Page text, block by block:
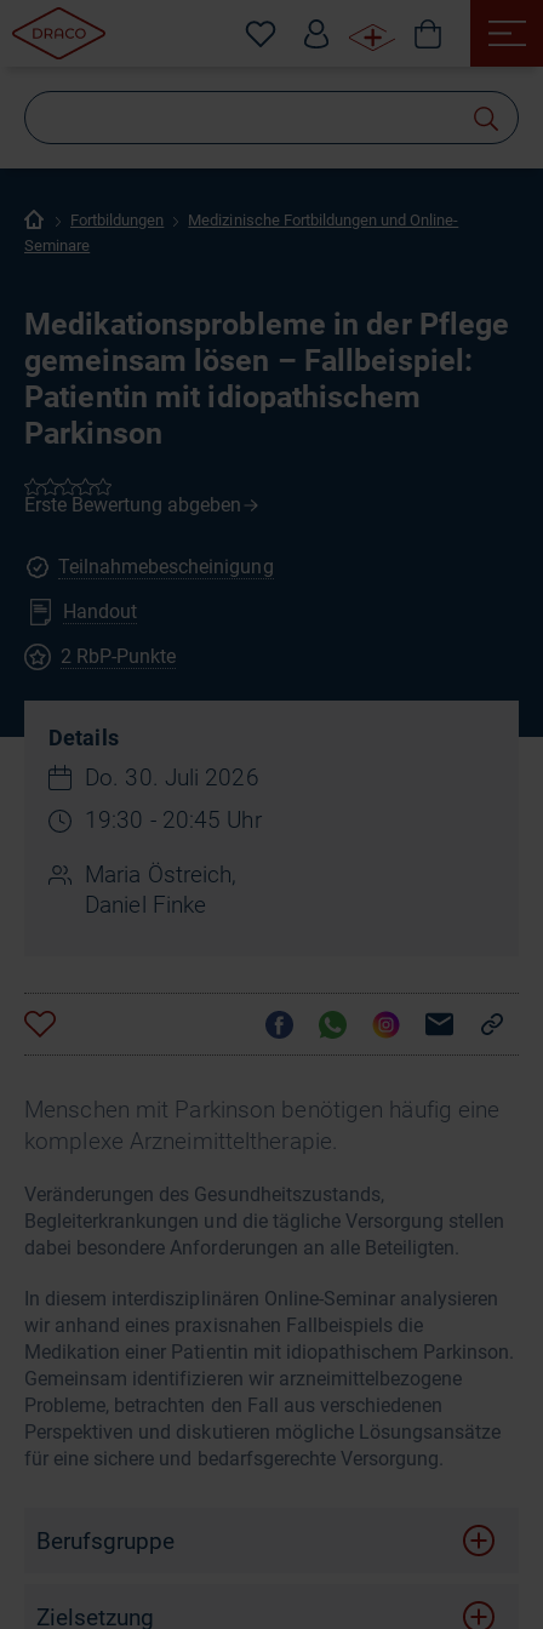
Fortbildungen
Medizinische Fortbildungen und Online-
Seminare
Medikationsprobleme in der Pflege
gemeinsam lösen – Fallbeispiel:
Patientin mit idiopathischem
Parkinson
Teilnahmebescheinigung
Handout
2 RbP-Punkte
Details
Do. 30. Juli 2026
19:30 - 20:45 Uhr
Maria Östreich,
Daniel Finke
Menschen mit Parkinson benötigen häufig eine
komplexe Arzneimitteltherapie.
Veränderungen des Gesundheitszustands,
Begleiterkrankungen und die tägliche Versorgung stellen
dabei besondere Anforderungen an alle Beteiligten.
In diesem interdisziplinären Online-Seminar analysieren
wir anhand eines praxisnahen Fallbeispiels die
Medikation einer Patientin mit idiopathischem Parkinson.
Gemeinsam identifizieren wir arzneimittelbezogene
Probleme, betrachten den Fall aus verschiedenen
Perspektiven und diskutieren mögliche Lösungsansätze
für eine sichere und bedarfsgerechte Versorgung.
Berufsgruppe
Zielsetzung
suchen